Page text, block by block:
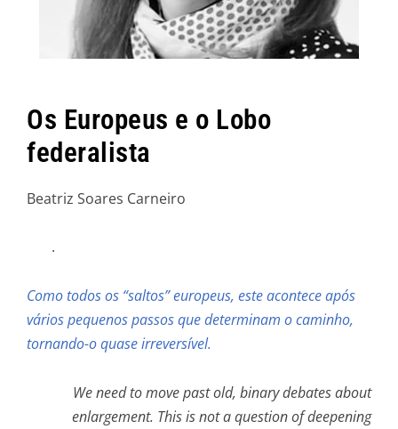
Os Europeus e o Lobo
federalista
Beatriz Soares Carneiro
.
Como todos os “saltos” europeus, este acontece após
vários pequenos passos que determinam o caminho,
tornando-o quase irreversível.
We need to move past old, binary debates about
enlargement. This is not a question of deepening